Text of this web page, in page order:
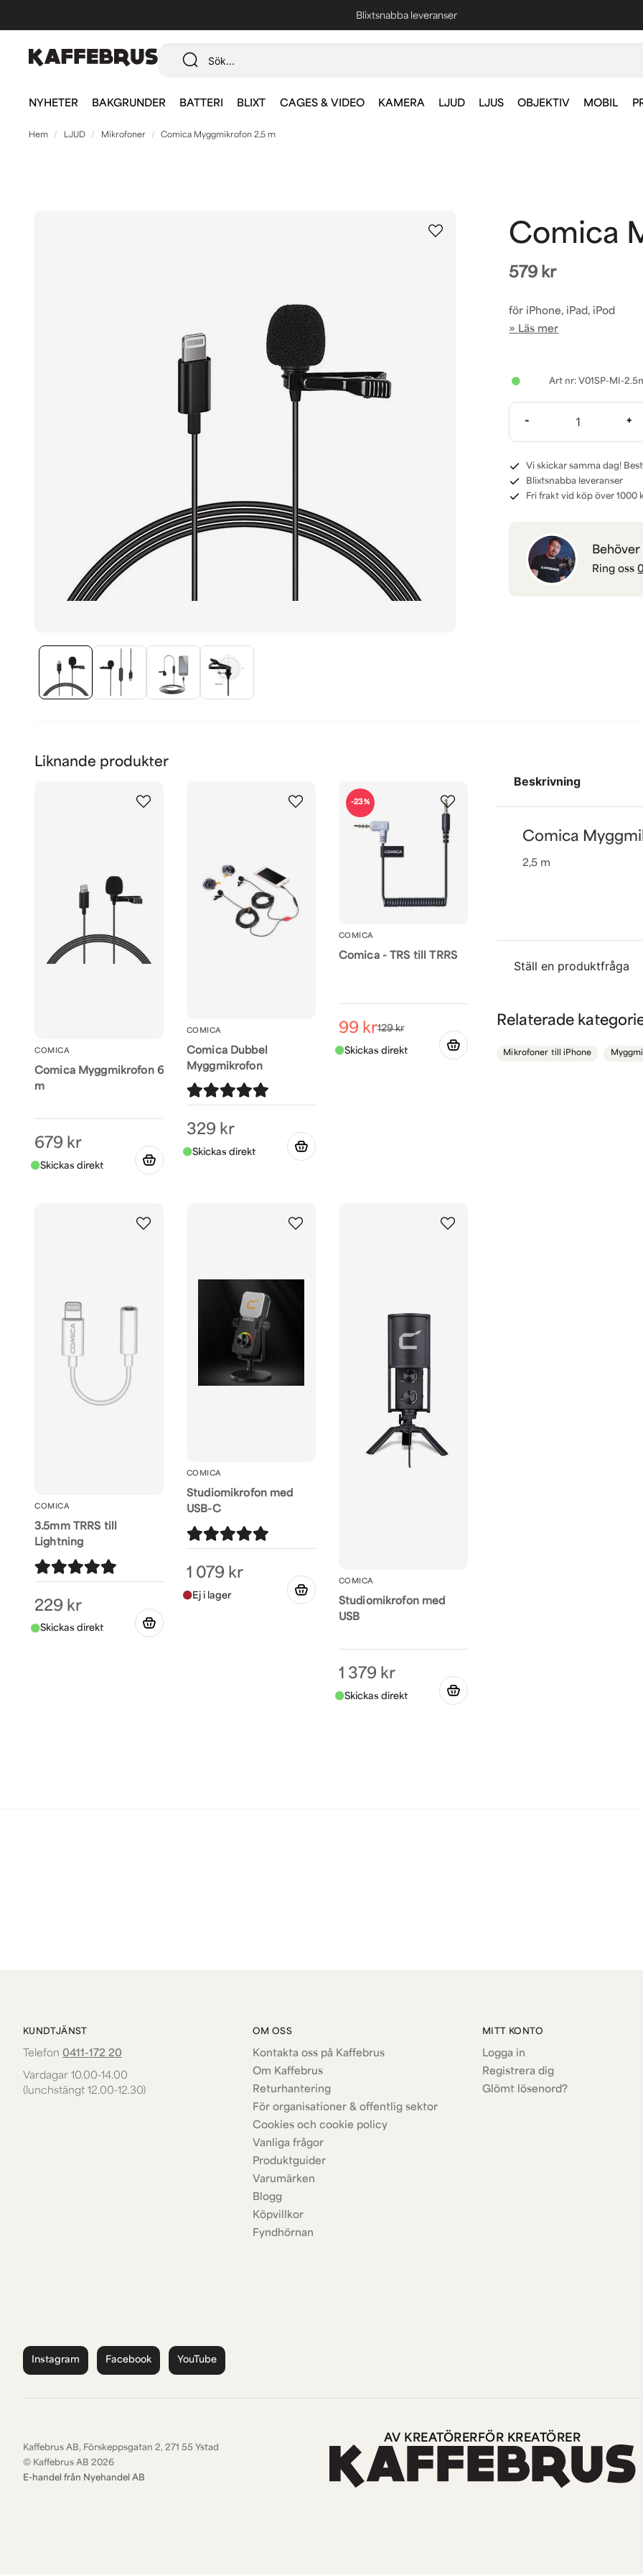
Blixtsnabba leveranser
NYHETER BAKGRUNDER BATTERI BLIXT CAGES & VIDEO KAMERA LJUD LJUS OBJEKTIV MOBIL
Hem LJUD Mikrofoner Comica Myggmikrofon 2,5 m
Comica
579 kr
för iPhone, iPad, iPod
Läs mer
V01SP-MI-
- +
Vi skickar samma dag!
Blixtsnabba leveranser
Fri frakt vid köp över 1000
Ring oss
Liknande produkter
COMICA
Comica Myggmikrofon 6
m
679 kr
COMICA
Comica Dubbel
Myggmikrofon
329 kr
COMICA
Comica - TRS till TRRS
129 kr
99 kr
-23%
COMICA
3.5mm TRRS till
Lightning
229 kr
COMICA
Studiomikrofon med
USB-C
1 079 kr
COMICA
Studiomikrofon med
USB
1 379 kr
Beskrivning
Comica
2,5 m
Ställ en produktfråga
Fråga oss något om
Relaterade
Mikrofoner till iPhone
KUNDTJÄNST
Telefon 0411-172 20
Vardagar 10.00-14.00
(lunchstängt 12.00-12.30)
OM OSS
Kontakta oss på Kaffebrus
Om Kaffebrus
Returhantering
För organisationer & offentlig sektor
Cookies och cookie policy
Vanliga frågor
Produktguider
Varumärken
Blogg
Köpvillkor
Fyndhörnan
MITT KONTO
Logga in
Registrera dig
Glömt lösenord?
Instagram Facebook YouTube
Kaffebrus AB, Förskeppsgatan 2, 271 55 Ystad
© Kaffebrus AB 2026
E-handel från Nyehandel AB
AV KREATÖRER FÖR KREATÖRER